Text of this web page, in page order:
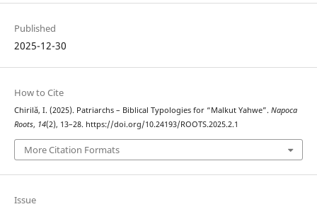
Published
2025-12-30
How to Cite
Chirilă, I. (2025). Patriarchs – Biblical Typologies for “Malkut Yahwe”. Napoca
Roots, 14(2), 13–28. https://doi.org/10.24193/ROOTS.2025.2.1
More Citation Formats
Issue